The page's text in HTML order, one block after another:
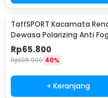
TaffSPORT Kacamata
Dewasa Polarizing Anti
Protection - GOG-3610
Rp65.800
Rp108.900 40%
+ Keranjang